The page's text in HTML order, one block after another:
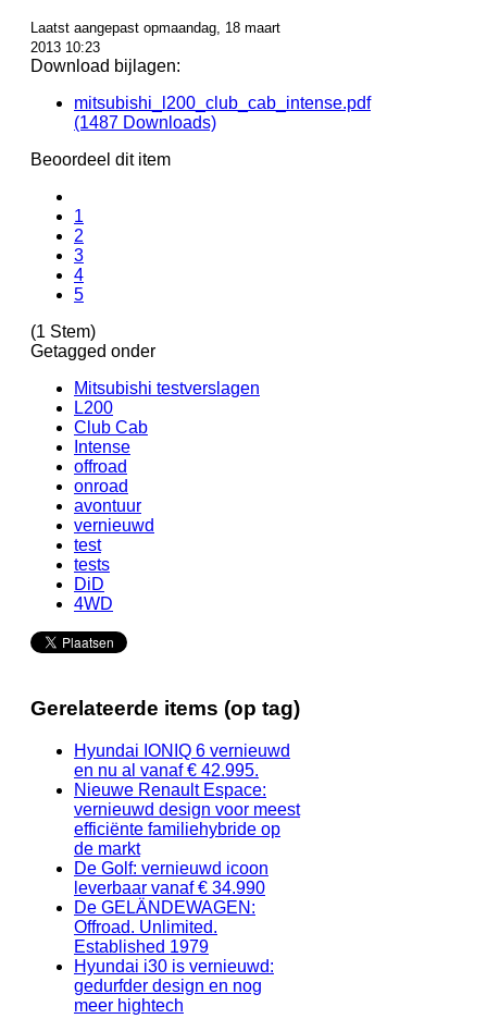
Laatst aangepast opmaandag, 18 maart
2013 10:23
Download bijlagen:
mitsubishi_l200_club_cab_intense.pdf
(1487 Downloads)
Beoordeel dit item
1
2
3
4
5
(1 Stem)
Getagged onder
Mitsubishi testverslagen
L200
Club Cab
Intense
offroad
onroad
avontuur
vernieuwd
test
tests
DiD
4WD
Gerelateerde items (op tag)
Hyundai IONIQ 6 vernieuwd
en nu al vanaf € 42.995.
Nieuwe Renault Espace:
vernieuwd design voor meest
efficiënte familiehybride op
de markt
De Golf: vernieuwd icoon
leverbaar vanaf € 34.990
De GELÄNDEWAGEN:
Offroad. Unlimited.
Established 1979
Hyundai i30 is vernieuwd:
gedurfder design en nog
meer hightech